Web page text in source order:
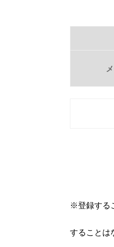
※登録する
することは